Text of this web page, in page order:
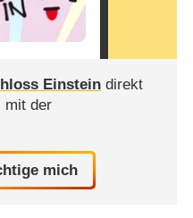
Einsteindirekt
mit der
mich